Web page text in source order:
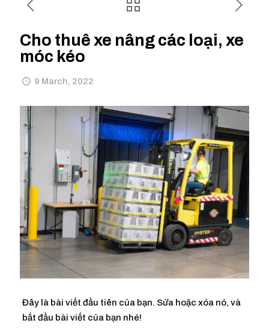
Cho thuê xe nâng các loại, xe
móc kéo
9 March, 2022
Đây là bài viết đầu tiên của bạn. Sửa hoặc xóa nó, và
bắt đầu bài viết của bạn nhé!